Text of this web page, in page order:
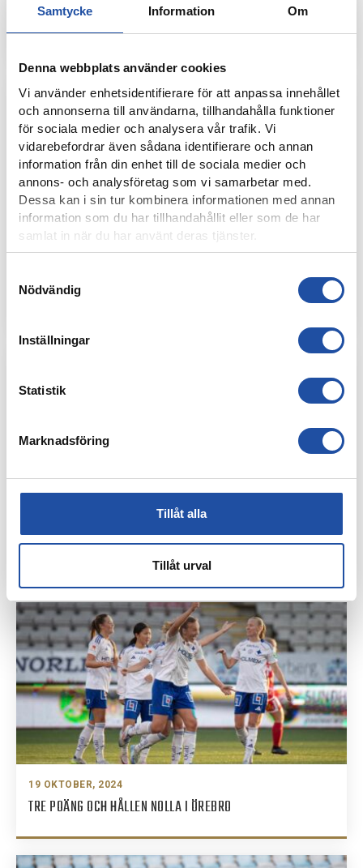
Samtycke Information Om
Denna webbplats använder cookies
Vi använder enhetsidentifierare för att anpassa innehållet
och annonserna till användarna, tillhandahålla funktioner
för sociala medier och analysera vår trafik. Vi
vidarebefordrar även sådana identifierare och annan
information från din enhet till de sociala medier och
annons- och analysföretag som vi samarbetar med.
Dessa kan i sin tur kombinera informationen med annan
information som du har tillhandahållit eller som de har
samlat in när du har använt deras tjänster.
Nödvändig
Inställningar
Statistik
Marknadsföring
Tillåt alla
Tillåt urval
21 OKTOBER, 2024
IFK-TRUPPEN MOT IF BROMMAPOJKARNA
PUBLIKINFORMATION: IFK NORRKÖPING-IF
BROMMAPOJKARNA
DAVID MOBERG KARLSSON: “JAG VILL UT OCH FRÄSA”
19 OKTOBER, 2024
TRE POÄNG OCH HÅLLEN NOLLA I ÖREBRO